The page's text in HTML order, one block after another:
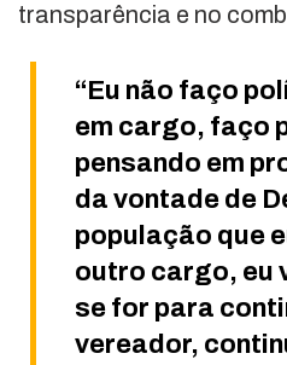
transparência e no
“Eu não faço
em cargo, faço
pensando em
da vontade de
população que
outro cargo, eu
se for para
vereador,